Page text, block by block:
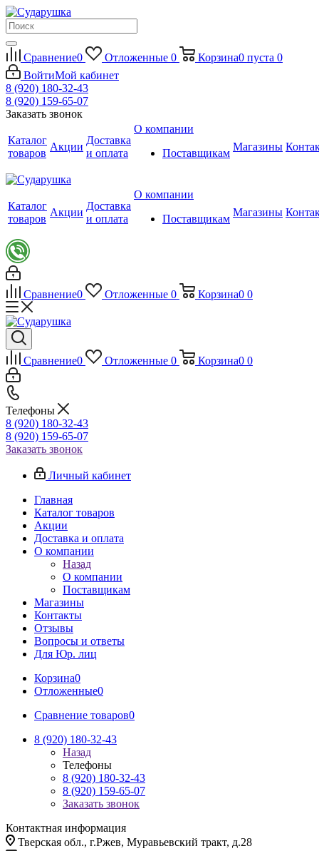
Сравнение0 Отложенные 0 Корзина0 пуста 0
ВойтиМой кабинет
8 (920) 180-32-43
8 (920) 159-65-07
Заказать звонок
Каталог
товаров
Акции
Доставка
и оплата
О компании
Поставщикам
Магазины
Каталог
товаров
Акции
Доставка
и оплата
О компании
Поставщикам
Магазины
Сравнение0 Отложенные 0 Корзина0 0
Сравнение0 Отложенные 0 Корзина0 0
Телефоны
8 (920) 180-32-43
8 (920) 159-65-07
Заказать звонок
Личный кабинет
Главная
Каталог товаров
Акции
Доставка и оплата
О компании
Назад
О компании
Поставщикам
Магазины
Контакты
Отзывы
Вопросы и ответы
Для Юр. лиц
Корзина0
Отложенные0
Сравнение товаров0
8 (920) 180-32-43
Назад
Телефоны
8 (920) 180-32-43
8 (920) 159-65-07
Заказать звонок
Контактная информация
Тверская обл., г.Ржев, Муравьевский тракт, д.28